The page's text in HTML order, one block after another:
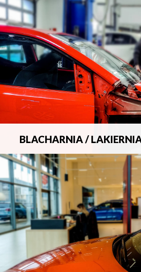
BLACHARNIA /
Kompleksowa obsługa wszelkich
blacharsko-lakierniczych.